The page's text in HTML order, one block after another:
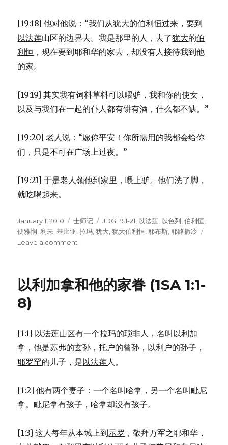
[19:18] 他对他说：“我们从犹大的伯利恒过来，要到
以法莲山区的边界去。我是那里的人，去了犹大的伯
利恒 ，现在要到耶和华的家去，却没有人接待我到他
的家。
[19:19] 其实我有饲料草料可以喂驴，我和你的使女，
以及与我们在一起的仆人都有饼有酒，什么都不缺。”
[19:20] 老人说：“愿你平安！你所需用的我都会给你
们，只是不可在广场上过夜。”
[19:21] 于是老人领他到家里，喂上驴。他们洗了脚，
就吃喝起来。
Posted
on
January 1, 2010 Categories
士师记 Tags
JDG 19:1-21 以法莲 以色列 ,伯利恒
便雅悯 ,利未 ,基比亚 ,拉玛 ,犹大 ,犹大伯利恒 ,耶布斯 ,耶路撒冷
Leave a comment
未
妾
(JDG
19:1-
以利加拿和他的家眷 (1SA 1:1-
8)
[1:1] 以法莲山区有一个拉玛的琐非人，名叫 以利加
拿 ，他是苏弗的玄孙，托户的曾孙， 以利户的孙子，
耶罗罕的儿子，是以法莲人。
[1:2] 他有两个妻子：一个名叫 哈拿 ，另一个名叫 毗尼
拿。 毗尼拿有孩子， 哈拿却没有孩子。
[1:3] 这人每年从本城上到示罗 ，敬拜万军之耶和华，